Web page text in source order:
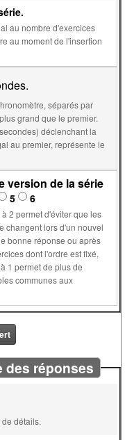
au nombre d'exercices
séparés par
grand que le premier.
déclenchant la
version de la série
5 6
d'éviter que les
changent lors d'un nouvel
de
communes aux
des réponses
détails.